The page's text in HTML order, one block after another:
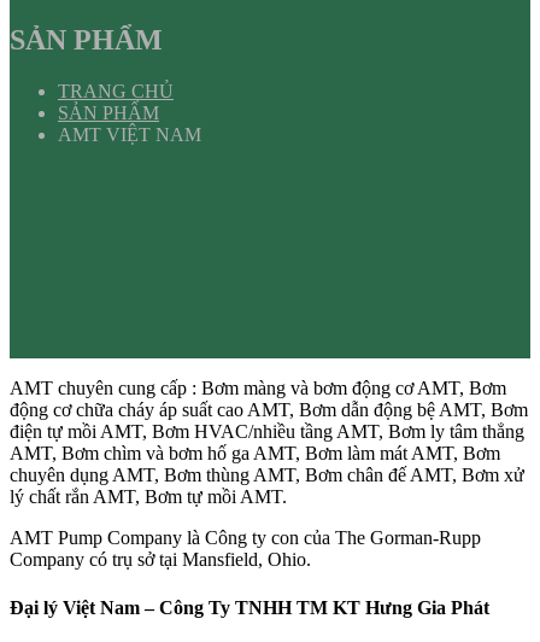
SẢN PHẨM
TRANG CHỦ
SẢN PHẨM
AMT VIỆT NAM
AMT chuyên cung cấp : Bơm màng và bơm động cơ AMT, Bơm
động cơ chữa cháy áp suất cao AMT, Bơm dẫn động bệ AMT, Bơm
điện tự mồi AMT, Bơm HVAC/nhiều tầng AMT, Bơm ly tâm thẳng
AMT, Bơm chìm và bơm hố ga AMT, Bơm làm mát AMT, Bơm
chuyên dụng AMT, Bơm thùng AMT, Bơm chân đế AMT, Bơm xử
lý chất rắn AMT, Bơm tự mồi AMT.
AMT Pump Company là Công ty con của The Gorman-Rupp
Company có trụ sở tại Mansfield, Ohio.
Đại lý Việt Nam – Công Ty TNHH TM KT Hưng Gia Phát